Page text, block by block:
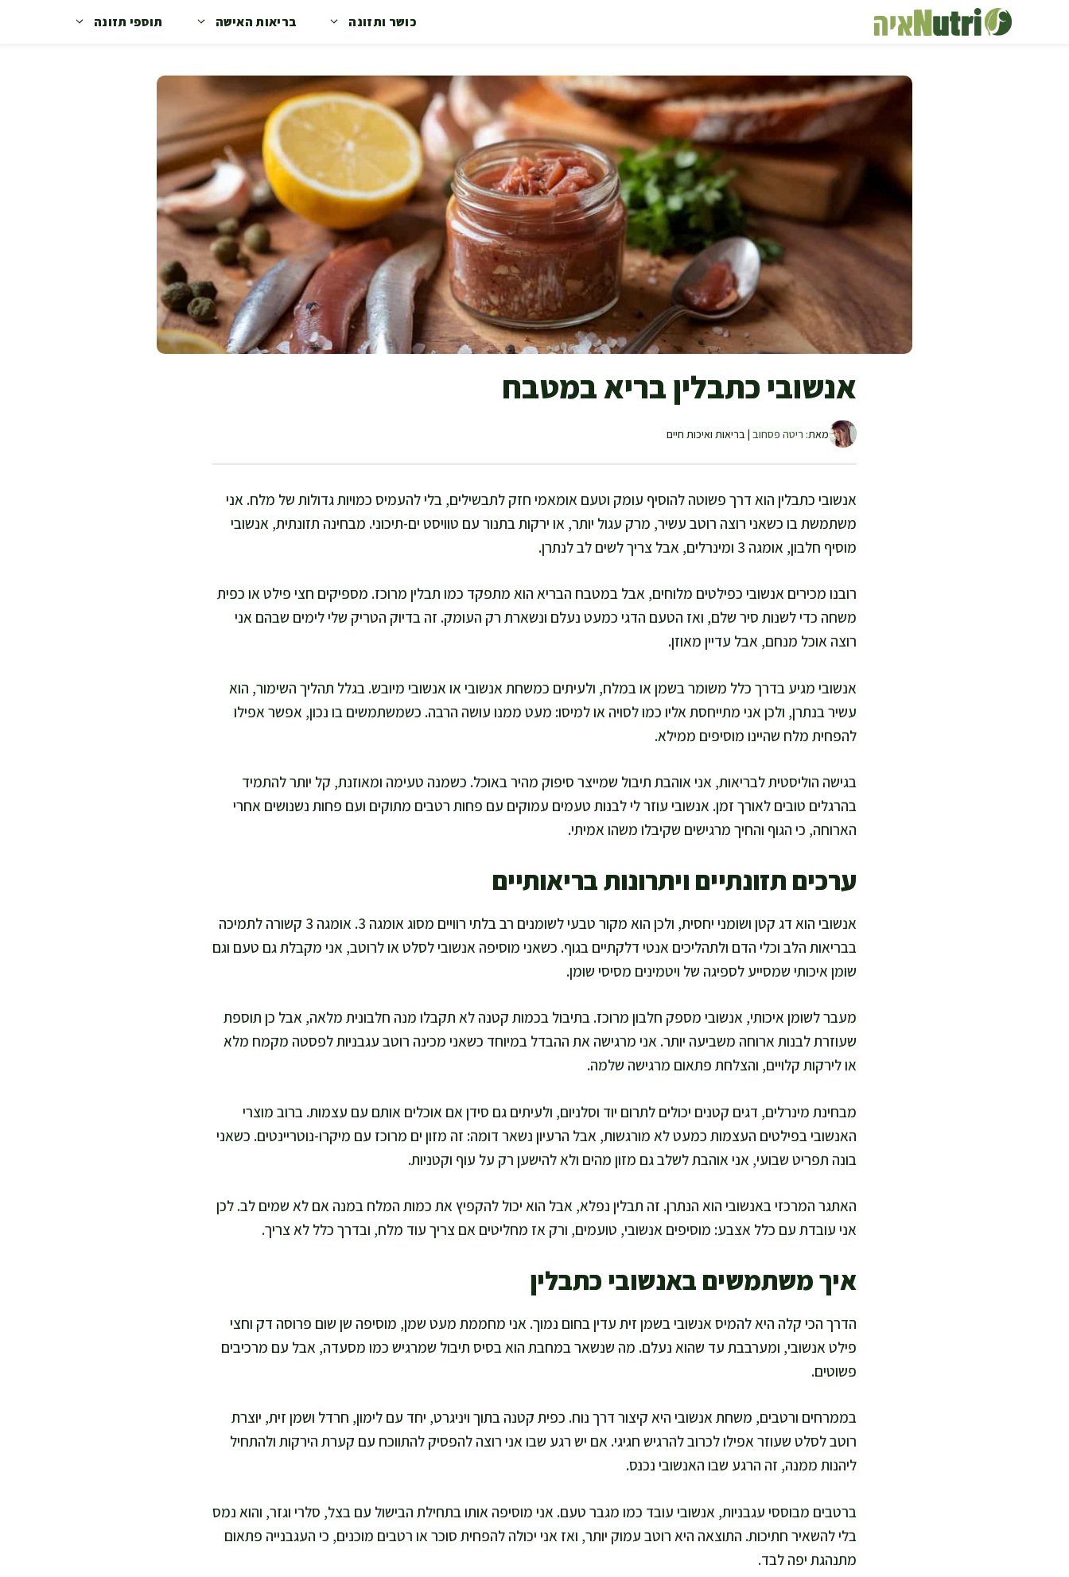
כושר ותזונה בריאות האישה תוספי תזונה
אנשובי כתבלין בריא במטבח
מאת: ריטה פסחוב | בריאות ואיכות חיים
אנשובי כתבלין הוא דרך פשוטה להוסיף עומק וטעם אומאמי חזק לתבשילים, בלי להעמיס כמויות גדולות של מלח. אני
משתמשת בו כשאני רוצה רוטב עשיר, מרק עגול יותר, או ירקות בתנור עם טוויסט ים-תיכוני. מבחינה תזונתית, אנשובי
מוסיף חלבון, אומגה 3 ומינרלים, אבל צריך לשים לב לנתרן.
רובנו מכירים אנשובי כפילטים מלוחים, אבל במטבח הבריא הוא מתפקד כמו תבלין מרוכז. מספיקים חצי פילט או כפית
משחה כדי לשנות סיר שלם, ואז הטעם הדגי כמעט נעלם ונשארת רק העומק. זה בדיוק הטריק שלי לימים שבהם אני
רוצה אוכל מנחם, אבל עדיין מאוזן.
אנשובי מגיע בדרך כלל משומר בשמן או במלח, ולעיתים כמשחת אנשובי או אנשובי מיובש. בגלל תהליך השימור, הוא
עשיר בנתרן, ולכן אני מתייחסת אליו כמו לסויה או למיסו: מעט ממנו עושה הרבה. כשמשתמשים בו נכון, אפשר אפילו
להפחית מלח שהיינו מוסיפים ממילא.
בגישה הוליסטית לבריאות, אני אוהבת תיבול שמייצר סיפוק מהיר באוכל. כשמנה טעימה ומאוזנת, קל יותר להתמיד
בהרגלים טובים לאורך זמן. אנשובי עוזר לי לבנות טעמים עמוקים עם פחות רטבים מתוקים ועם פחות נשנושים אחרי
הארוחה, כי הגוף והחיך מרגישים שקיבלו משהו אמיתי.
ערכים תזונתיים ויתרונות בריאותיים
אנשובי הוא דג קטן ושומני יחסית, ולכן הוא מקור טבעי לשומנים רב בלתי רוויים מסוג אומגה 3. אומגה 3 קשורה לתמיכה
בבריאות הלב וכלי הדם ולתהליכים אנטי דלקתיים בגוף. כשאני מוסיפה אנשובי לסלט או לרוטב, אני מקבלת גם טעם וגם
שומן איכותי שמסייע לספיגה של ויטמינים מסיסי שומן.
מעבר לשומן איכותי, אנשובי מספק חלבון מרוכז. בתיבול בכמות קטנה לא תקבלו מנה חלבונית מלאה, אבל כן תוספת
שעוזרת לבנות ארוחה משביעה יותר. אני מרגישה את ההבדל במיוחד כשאני מכינה רוטב עגבניות לפסטה מקמח מלא
או לירקות קלויים, והצלחת פתאום מרגישה שלמה.
מבחינת מינרלים, דגים קטנים יכולים לתרום יוד וסלניום, ולעיתים גם סידן אם אוכלים אותם עם עצמות. ברוב מוצרי
האנשובי בפילטים העצמות כמעט לא מורגשות, אבל הרעיון נשאר דומה: זה מזון ים מרוכז עם מיקרו-נוטריינטים. כשאני
בונה תפריט שבועי, אני אוהבת לשלב גם מזון מהים ולא להישען רק על עוף וקטניות.
האתגר המרכזי באנשובי הוא הנתרן. זה תבלין נפלא, אבל הוא יכול להקפיץ את כמות המלח במנה אם לא שמים לב. לכן
אני עובדת עם כלל אצבע: מוסיפים אנשובי, טועמים, ורק אז מחליטים אם צריך עוד מלח, ובדרך כלל לא צריך.
איך משתמשים באנשובי כתבלין
הדרך הכי קלה היא להמיס אנשובי בשמן זית עדין בחום נמוך. אני מחממת מעט שמן, מוסיפה שן שום פרוסה דק וחצי
פילט אנשובי, ומערבבת עד שהוא נעלם. מה שנשאר במחבת הוא בסיס תיבול שמרגיש כמו מסעדה, אבל עם מרכיבים
פשוטים.
בממרחים ורטבים, משחת אנשובי היא קיצור דרך נוח. כפית קטנה בתוך ויניגרט, יחד עם לימון, חרדל ושמן זית, יוצרת
רוטב לסלט שעוזר אפילו לכרוב להרגיש חגיגי. אם יש רגע שבו אני רוצה להפסיק להתווכח עם קערת הירקות ולהתחיל
ליהנות ממנה, זה הרגע שבו האנשובי נכנס.
ברטבים מבוססי עגבניות, אנשובי עובד כמו מגבר טעם. אני מוסיפה אותו בתחילת הבישול עם בצל, סלרי וגזר, והוא נמס
בלי להשאיר חתיכות. התוצאה היא רוטב עמוק יותר, ואז אני יכולה להפחית סוכר או רטבים מוכנים, כי העגבנייה פתאום
מתנהגת יפה לבד.